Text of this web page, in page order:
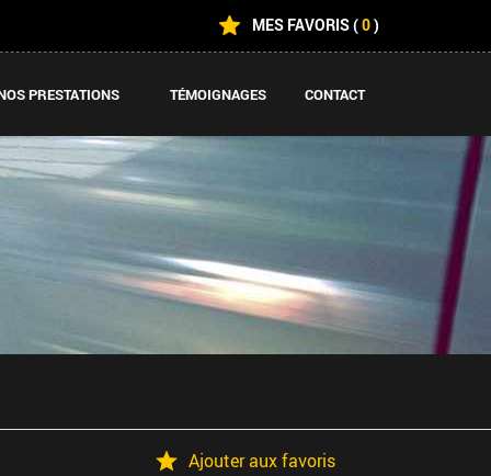
MES FAVORIS(0)
PRESTATIONS TÉMOIGNAGES CONTACT
Ajouter aux favoris